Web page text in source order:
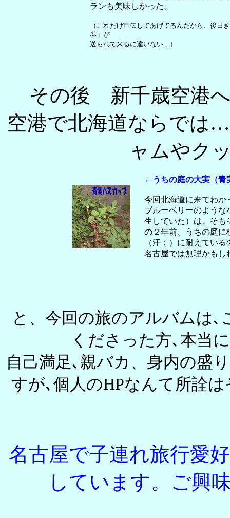
ランも美味しかった。
（これだけ宣伝してあげてるんだから、後日
券」が
送られて来るに違いない…）
その後 新千歳空港
空港で北海道ならで
ャムやク
←うちの庭の大実（青
今回北海道に来てわか
ブルーベリーのような
生していた）は、そも
の２年前、うちの庭に
（汗；）に耐えてい
名古屋では無理かもし
と、今回の旅のアルバムは
くださった方､本当
自己満足､親バカ、身内の盛
すが､個人のHPなんて所詮
名古屋で子連れ旅行愛
しています。ご興